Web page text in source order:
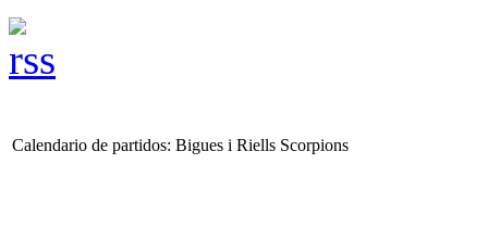
Calendario de partidos: Bigues i Riells Scorpions